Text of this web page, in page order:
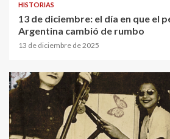
HISTORIAS
13 de diciembre: el día en que el
Argentina cambió de rumbo
13 de diciembre de 2025